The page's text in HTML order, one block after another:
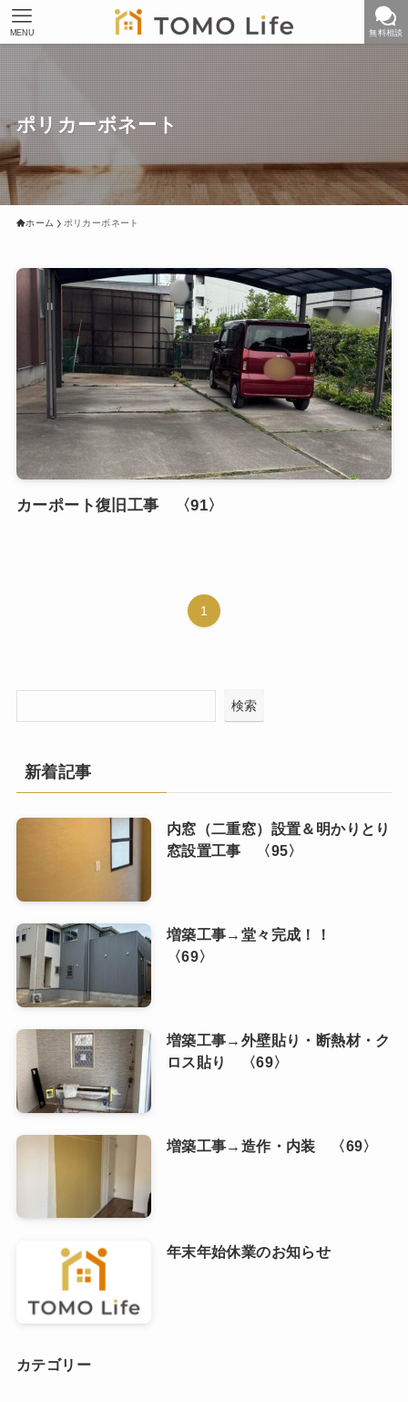
無料相談
MENU
ポリカーボネート
ホーム ポリカーボネート
カーポート復旧工事 〈91〉
1
検索
新着記事
内窓（二重窓）設置＆明かりとり
窓設置工事 〈95〉
増築工事→堂々完成！！
〈69〉
増築工事→外壁貼り・断熱材・ク
ロス貼り 〈69〉
増築工事→造作・内装 〈69〉
年末年始休業のお知らせ
カテゴリー